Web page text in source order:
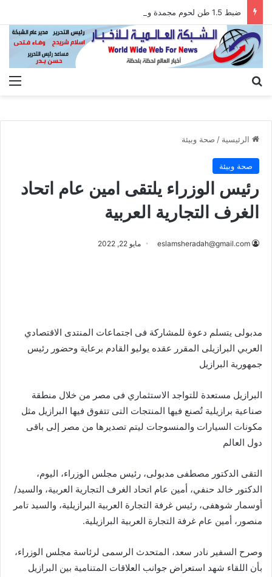
ضبط 1.5 طن لحوم مجمدة ودهون غير صالحة بمحافظة الدقهلية
الرئيسية / صحة وبيئة
صحة وبيئة
رئيس الوزراء يلتقى امين عام اتحاد
الغرف التجارية العربية
eslamsheradah@gmail.com مايو 22, 2022
مدبولى يتسلم دعوة للمشاركة فى اجتماعات المنتدى الاقتصادي
العربي البرازيلى المقرر عقده يوليو القادم برعاية وحضور رئيس
جمهورية البرازيل
البرازيل مستعدة للتواجد الاستثماري فى مصر من خلال منطقة
صناعية برازيلية تُصنع فيها المنتجات التى تتفوق فيها البرازيل مثل
مكونات السيارات والمنسوجات ليتم تصديرها من مصر إلى باقى
دول العالم
التقى الدكتور مصطفى مدبولى، رئيس مجلس الوزراء، اليوم،
الدكتور خالد حنفي، أمين عام اتحاد الغرف التجارية العربية، والسيد/
أوسمار شوهفى، رئيس غرفة التجارة العربية البرازيلية، والسيد تامر
منصور، أمين عام غرفة التجارة العربية البرازيلية.
وصرح السفير نادر سعد، المتحدث الرسمى لرئاسة مجلس الوزراء،
بأن اللقاء شهد استعراض جوانب العلاقات المتنامية بين البرازيل